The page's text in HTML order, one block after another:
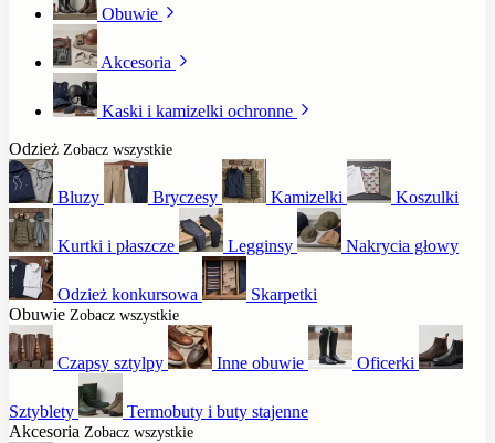
Obuwie
Akcesoria
Kaski i kamizelki ochronne
Odzież Zobacz wszystkie
Bluzy Bryczesy Kamizelki Koszulki
Kurtki i płaszcze Legginsy Nakrycia głowy
Odzież konkursowa
Skarpetki
Obuwie Zobacz wszystkie
Czapsy sztylpy Inne obuwie Oficerki
Sztyblety
Termobuty i buty stajenne
Akcesoria Zobacz wszystkie